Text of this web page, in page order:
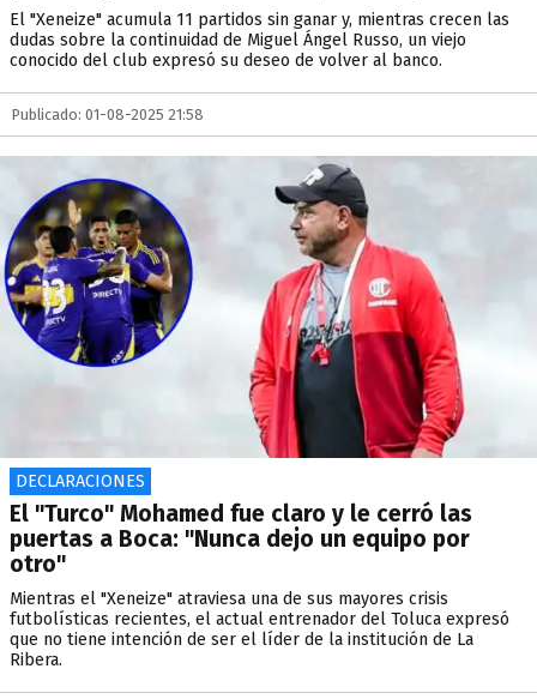
El "Xeneize" acumula 11 partidos sin ganar y, mientras crecen las
dudas sobre la continuidad de Miguel Ángel Russo, un viejo
conocido del club expresó su deseo de volver al banco.
Publicado: 01-08-2025 21:58
DECLARACIONES
El "Turco" Mohamed fue claro y le cerró las
puertas a Boca: "Nunca dejo un equipo por
otro"
Mientras el "Xeneize" atraviesa una de sus mayores crisis
futbolísticas recientes, el actual entrenador del Toluca expresó
que no tiene intención de ser el líder de la institución de La
Ribera.